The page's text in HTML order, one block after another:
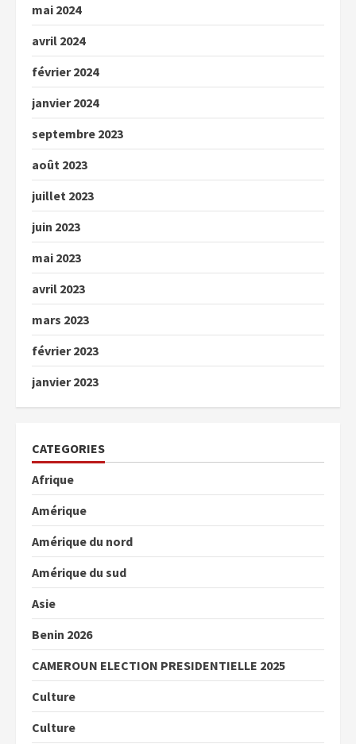
mai 2024
avril 2024
février 2024
janvier 2024
septembre 2023
août 2023
juillet 2023
juin 2023
mai 2023
avril 2023
mars 2023
février 2023
janvier 2023
CATEGORIES
Afrique
Amérique
Amérique du nord
Amérique du sud
Asie
Benin 2026
CAMEROUN ELECTION PRESIDENTIELLE 2025
Culture
Culture